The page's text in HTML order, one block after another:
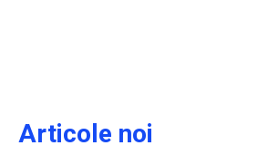
Articole noi